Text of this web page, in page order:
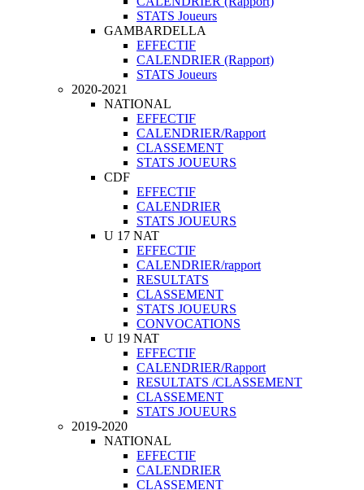
STATS Joueurs
GAMBARDELLA
EFFECTIF
CALENDRIER (Rapport)
STATS Joueurs
2020-2021
NATIONAL
EFFECTIF
CALENDRIER/Rapport
CLASSEMENT
STATS JOUEURS
CDF
EFFECTIF
CALENDRIER
STATS JOUEURS
U 17 NAT
EFFECTIF
CALENDRIER/rapport
RESULTATS
CLASSEMENT
STATS JOUEURS
CONVOCATIONS
U 19 NAT
EFFECTIF
CALENDRIER/Rapport
RESULTATS /CLASSEMENT
CLASSEMENT
STATS JOUEURS
2019-2020
NATIONAL
EFFECTIF
CALENDRIER
CLASSEMENT